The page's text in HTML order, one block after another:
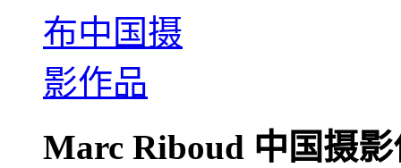
Marc Riboud 中国摄